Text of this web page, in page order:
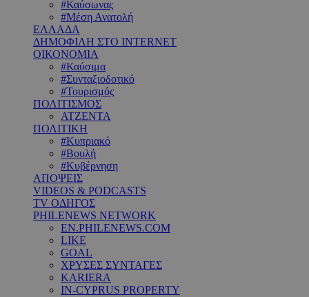
#Καύσωνας
#Μέση Ανατολή
ΕΛΛΑΔΑ
ΔΗΜΟΦΙΛΗ ΣΤΟ INTERNET
ΟΙΚΟΝΟΜΙΑ
#Καύσιμα
#Συνταξιοδοτικό
#Τουρισμός
ΠΟΛΙΤΙΣΜΟΣ
ΑΤΖΕΝΤΑ
ΠΟΛΙΤΙΚΗ
#Κυπριακό
#Βουλή
#Κυβέρνηση
ΑΠΟΨΕΙΣ
VIDEOS & PODCASTS
TV ΟΔΗΓΟΣ
PHILENEWS NETWORK
EN.PHILENEWS.COM
LIKE
GOAL
ΧΡΥΣΕΣ ΣΥΝΤΑΓΕΣ
KARIERA
IN-CYPRUS PROPERTY